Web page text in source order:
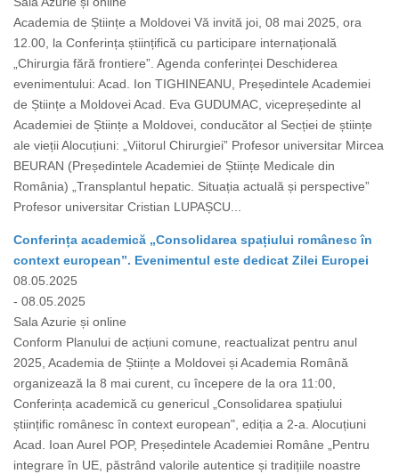
Academia de Științe a Moldovei Vă invită joi, 08 mai 2025, ora
12.00, la Conferința științifică cu participare internațională
„Chirurgia fără frontiere”. Agenda conferinței Deschiderea
evenimentului: Acad. Ion TIGHINEANU, Președintele Academiei
de Științe a Moldovei Acad. Eva GUDUMAC, vicepreședinte al
Academiei de Științe a Moldovei, conducător al Secției de științe
ale vieții Alocuțiuni: „Viitorul Chirurgiei” Profesor universitar Mircea
BEURAN (Președintele Academiei de Științe Medicale din
România) „Transplantul hepatic. Situația actuală și perspective”
Profesor universitar Cristian LUPAȘCU...
Conferința academică „Consolidarea spațiului românesc în
context european”. Evenimentul este dedicat Zilei Europei
08.05.2025
- 08.05.2025
Sala Azurie și online
Conform Planului de acțiuni comune, reactualizat pentru anul
2025, Academia de Științe a Moldovei și Academia Română
organizează la 8 mai curent, cu începere de la ora 11:00,
Conferința academică cu genericul „Consolidarea spațiului
științific românesc în context european", ediția a 2-a. Alocuțiuni
Acad. Ioan Aurel POP, Președintele Academiei Române „Pentru
integrare în UE, păstrând valorile autentice și tradițiile noastre